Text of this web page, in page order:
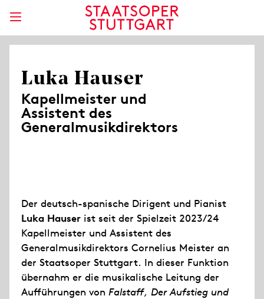
Luka Hauser
Kapellmeister und
Assistent des
Generalmusikdirektors
Der deutsch-spanische Dirigent und Pianist
Luka Hauser ist seit der Spielzeit 2023/24
Kapellmeister und Assistent des
Generalmusikdirektors Cornelius Meister an
der Staatsoper Stuttgart. In dieser Funktion
übernahm er die musikalische Leitung der
Aufführungen von Falstaff, Der Aufstieg und